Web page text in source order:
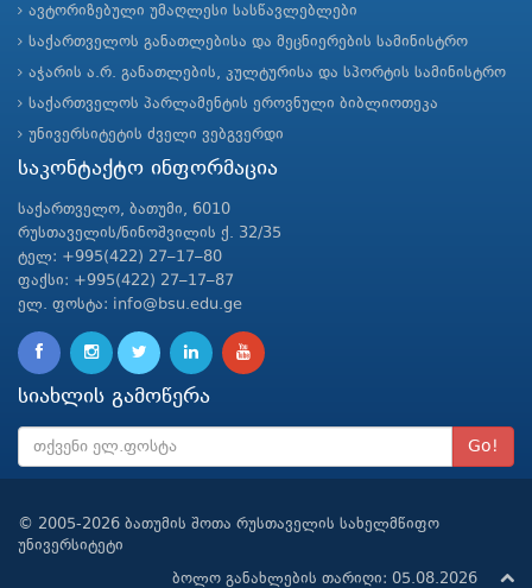
ავტორიზებული უმაღლესი სასწავლებლები
საქართველოს განათლებისა და მეცნიერების სამინისტრო
აჭარის ა.რ. განათლების, კულტურისა და სპორტის სამინისტრო
საქართველოს პარლამენტის ეროვნული ბიბლიოთეკა
უნივერსიტეტის ძველი ვებგვერდი
საკონტაქტო ინფორმაცია
საქართველო, ბათუმი, 6010
რუსთაველის/ნინოშვილის ქ. 32/35
ტელ: +995(422) 27–17–80
ფაქსი: +995(422) 27–17–87
ელ. ფოსტა: info@bsu.edu.ge
სიახლის გამოწერა
Go!
© 2005-2026 ბათუმის შოთა რუსთაველის სახელმწიფო
უნივერსიტეტი
ბოლო განახლების თარიღი: 05.08.2026